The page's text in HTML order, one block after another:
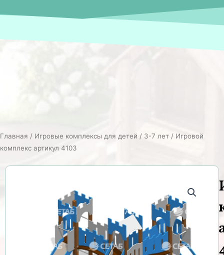
Главная / Игровые комплексы для детей / 3-7 лет / Игровой
комплекс артикул 4103